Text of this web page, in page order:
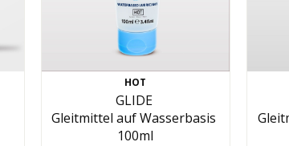
HOT
GLIDE
Gleitmittel auf Wasserbasis
100ml